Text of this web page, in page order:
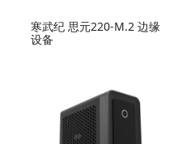
寒武纪 思元220-M.2 边缘
设备